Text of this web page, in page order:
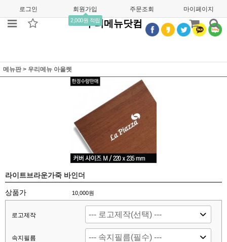
로그인 회원가입
2,000원 적립
주문조회 마이페이지
우리메뉴닷컴
메뉴판 > 우리메뉴 아울렛
라이트브라운가죽 바인더
상품가 10,000원
로고제작
속지필름